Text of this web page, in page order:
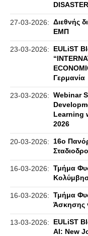
27-03-2026: Διεθνής
ΕΜΠ
23-03-2026:
EULiST
Γερμανία
23-03-2026: Webinar
Learning
2026
20-03-2026:
16ο
16-03-2026: Τμήμα
16-03-2026: Τμήμα
Άσκησης
13-03-2026:
EULiST
AI: New